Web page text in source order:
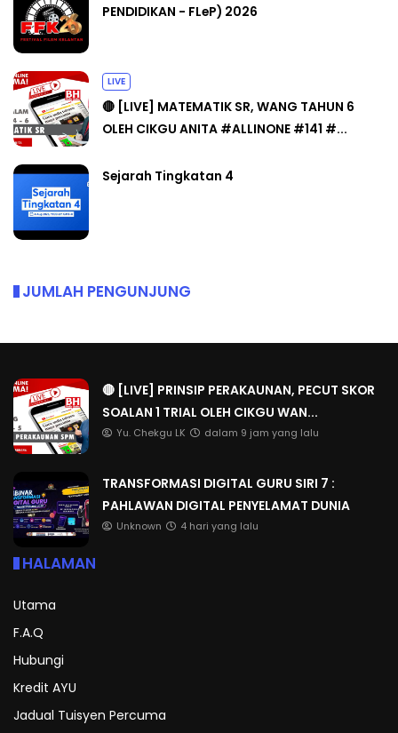
PENDIDIKAN - FLeP) 2026
LIVE
🔴 [LIVE] MATEMATIK SR, WANG TAHUN 6
OLEH CIKGU ANITA #ALLINONE #141 #...
Sejarah Tingkatan 4
JUMLAH PENGUNJUNG
🔴 [LIVE] PRINSIP PERAKAUNAN, PECUT SKOR
SOALAN 1 TRIAL OLEH CIKGU WAN...
Yu. Chekgu LK dalam 9 jam yang lalu
TRANSFORMASI DIGITAL GURU SIRI 7 :
PAHLAWAN DIGITAL PENYELAMAT DUNIA
Unknown 4 hari yang lalu
HALAMAN
Utama
F.A.Q
Hubungi
Kredit AYU
Jadual Tuisyen Percuma